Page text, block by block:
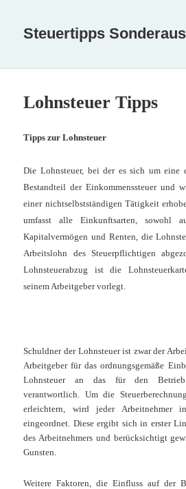
Steuertipps
Lohnsteuer Tipps
Tipps zur Lohnsteuer
Die Lohnsteuer, bei der es sich um eine
Bestandteil der Einkommenssteuer und
einer nichtselbstständigen Tätigkeit
umfasst alle Einkunftsarten, sowohl
Kapitalvermögen und Renten, die
Arbeitslohn des Steuerpflichtigen
Lohnsteuerabzug ist die
seinem Arbeitgeber vorlegt.
Schuldner der Lohnsteuer ist zwar der
Arbeitgeber für das ordnungsgemäße
Lohnsteuer an das für den Betrieb
verantwortlich. Um die
erleichtern, wird jeder Arbeitnehmer
eingeordnet. Diese ergibt sich in erster
des Arbeitnehmers und berücksichtigt
Gunsten.
Weitere Faktoren, die Einfluss auf der